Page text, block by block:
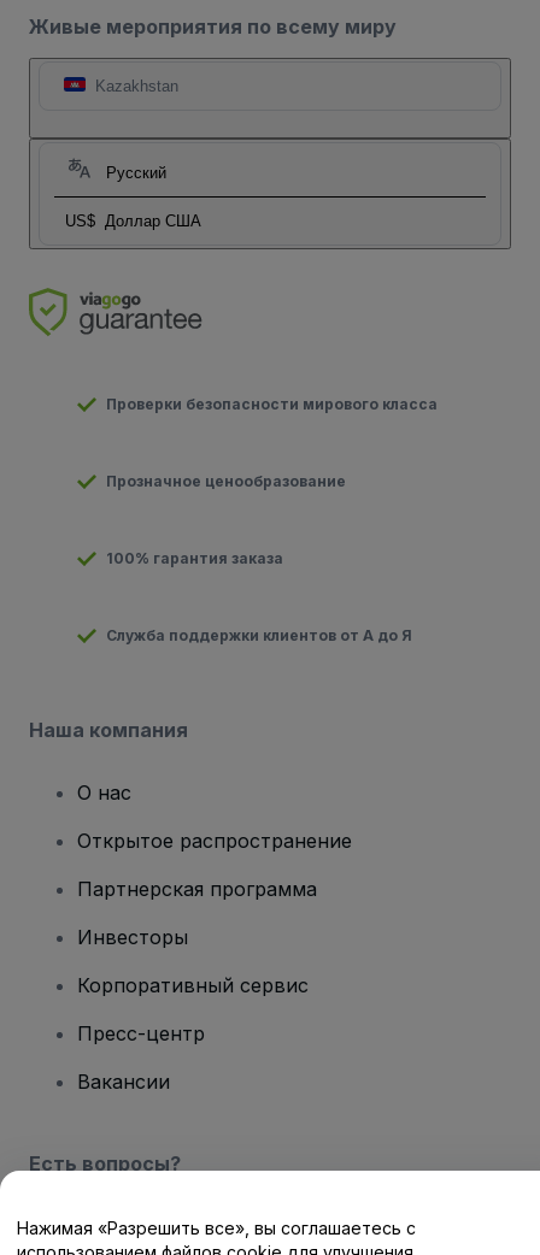
Живые мероприятия по всему миру
Kazakhstan
Русский
US$ Доллар США
Проверки безопасности мирового класса
Прозначное ценообразование
100% гарантия заказа
Служба поддержки клиентов от А до Я
Наша компания
О нас
Открытое распространение
Партнерская программа
Инвесторы
Корпоративный сервис
Пресс-центр
Вакансии
Есть вопросы?
Центр помощи / Свяжитесь с нами
Нажимая «Разрешить все», вы соглашаетесь с